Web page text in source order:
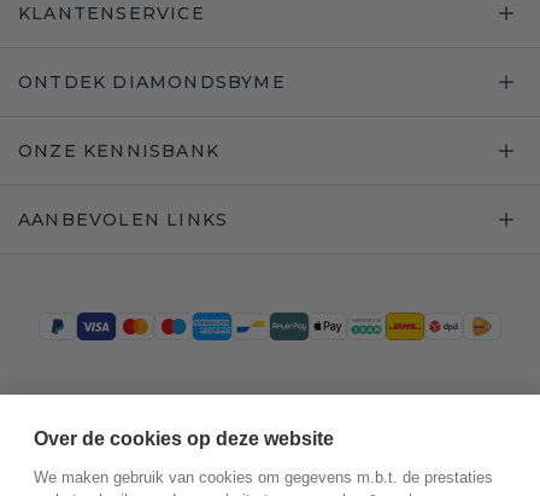
KLANTENSERVICE
ONTDEK DIAMONDSBYME
ONZE KENNISBANK
AANBEVOLEN LINKS
Over de cookies op deze website
We maken gebruik van cookies om gegevens m.b.t. de prestaties